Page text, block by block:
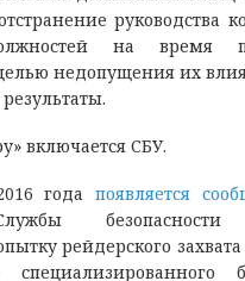
руководства
на время
недопущения их
включается СБУ.
годапоявляется
рейдерского
специализированного